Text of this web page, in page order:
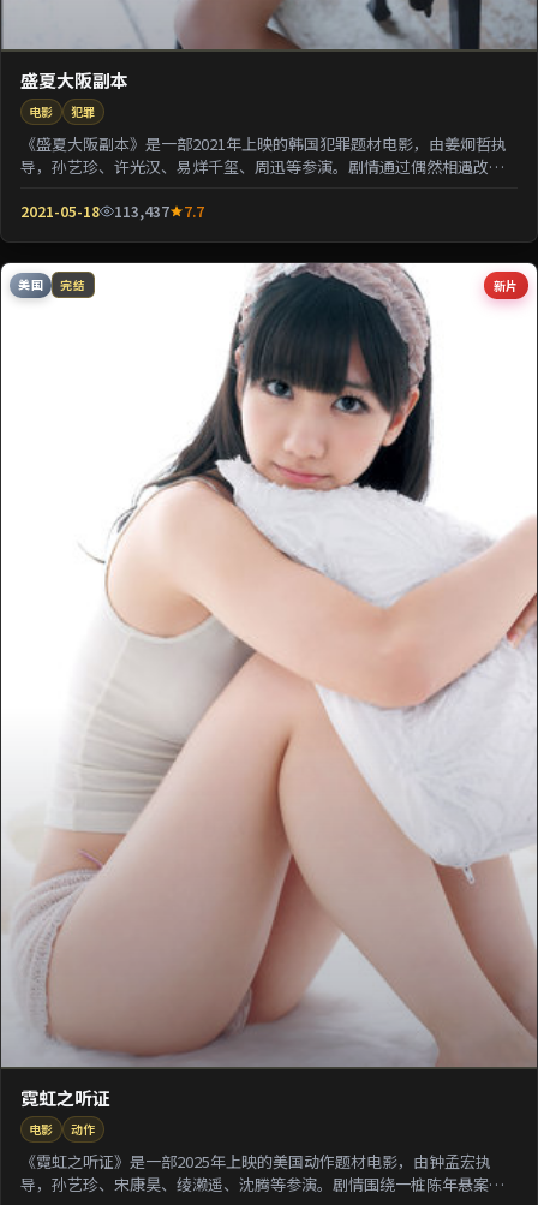
盛夏大阪副本
电影 犯罪
《盛夏大阪副本》是一部2021年上映的韩国犯罪题材电影，由姜炯哲执
导，孙艺珍、许光汉、易烊千玺、周迅等参演。剧情通过偶然相遇改写
2021-05-18 113,437 7.7
新片
美国 完结
霓虹之听证
电影 动作
《霓虹之听证》是一部2025年上映的美国动作题材电影，由钟孟宏执
导，孙艺珍、宋康昊、绫濑遥、沈腾等参演。剧情围绕一桩陈年悬案与